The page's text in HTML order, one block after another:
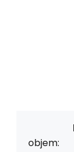
objem: